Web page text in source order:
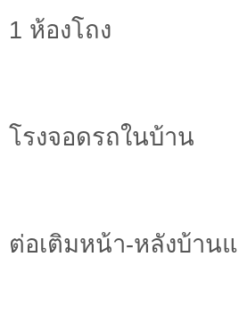
1 ห้องโถง
โรงจอดรถในบ้าน
ต่อเติมหน้า-หลังบ้าน